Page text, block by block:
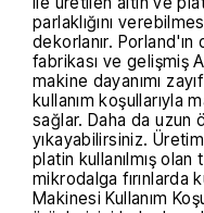
parlaklığını
dekorlanır. Porland'ın
fabrikası ve gelişmiş
makine dayanımı
kullanım koşullarıyla
sağlar. Daha da uzun
yıkayabilirsiniz.
platin kullanılmış
mikrodalga fırınlarda
Makinesi Kullanım